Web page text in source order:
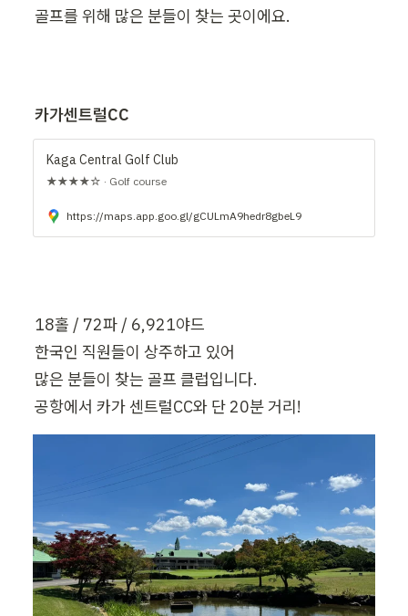
골프를 위해 많은 분들이 찾는 곳이에요.
카가센트럴CC
Kaga Central Golf Club
★★★★☆ · Golf course
https://maps.app.goo.gl/gCULmA9hedr8gbeL9
18홀 / 72파 / 6,921야드
한국인 직원들이 상주하고 있어
많은 분들이 찾는 골프 클럽입니다.
공항에서 카가 센트럴CC와 단 20분 거리!